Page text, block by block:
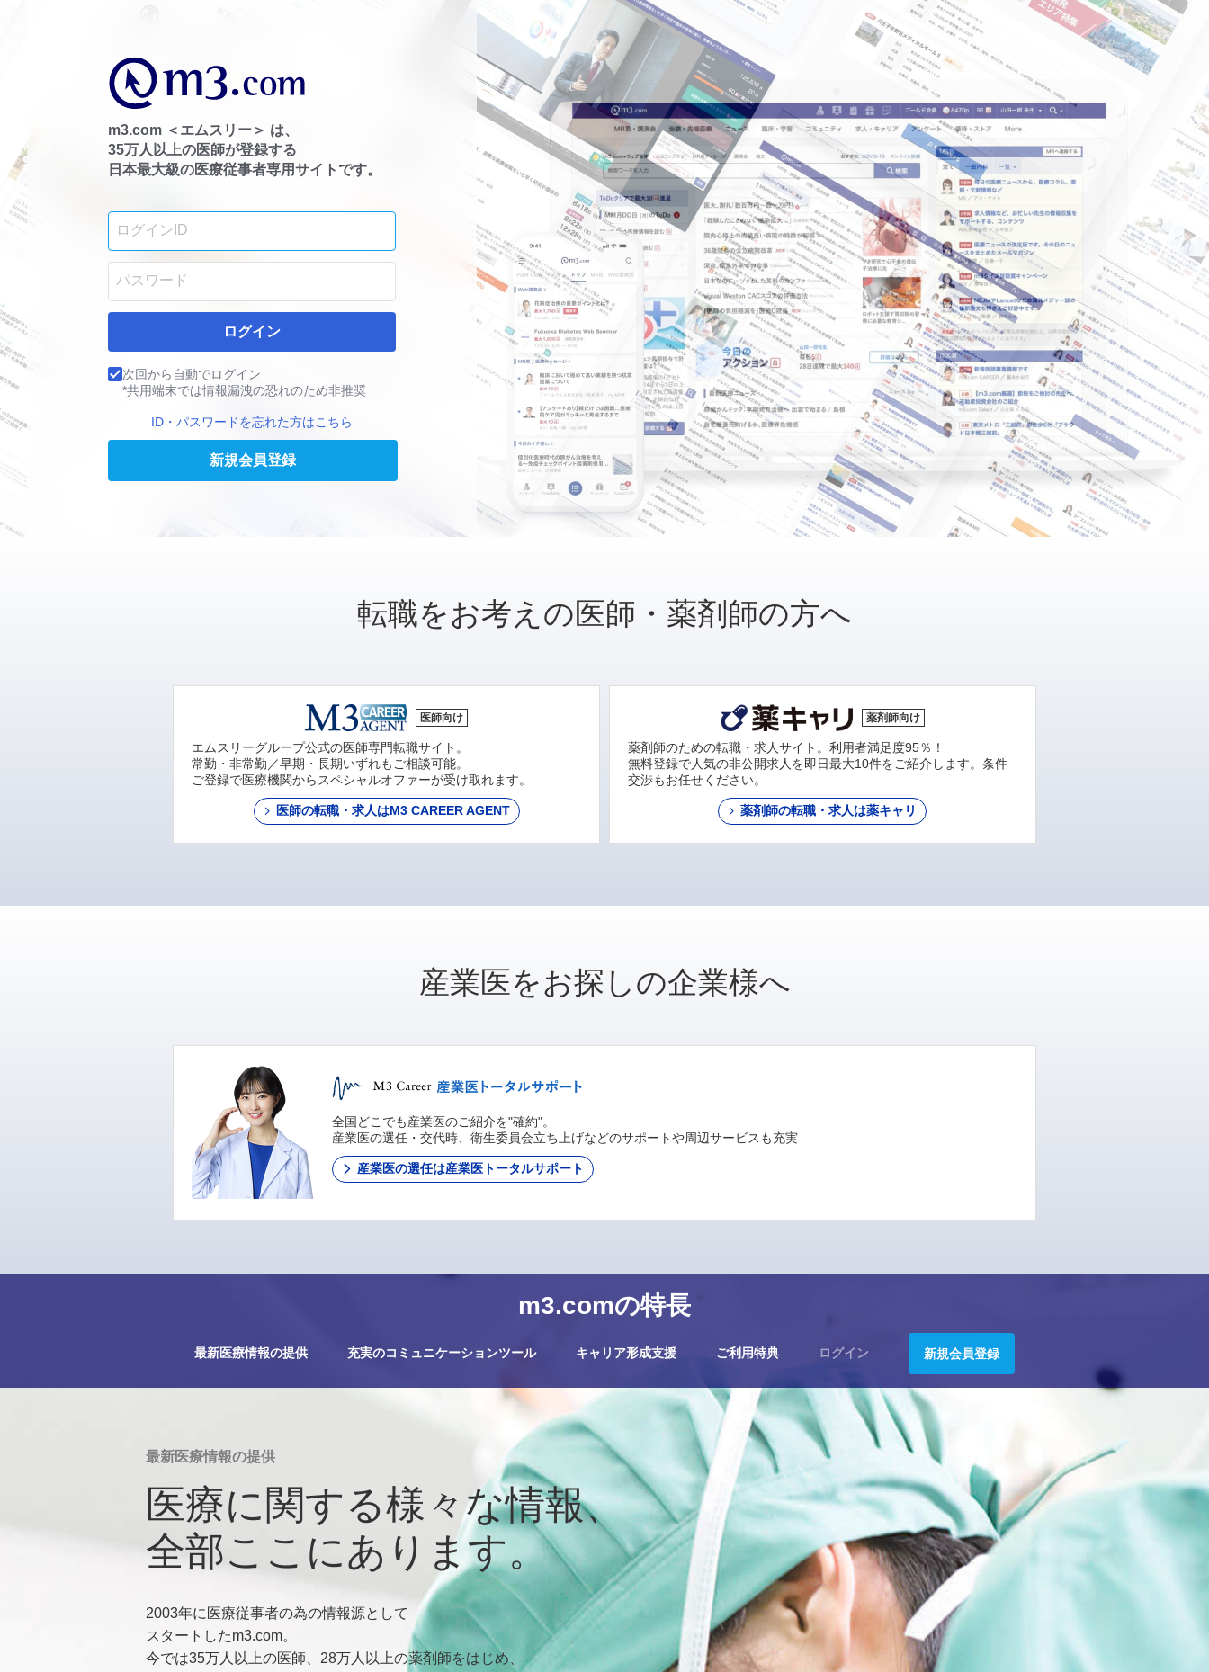
m3.comの特長
最新医療情報の提供 充実のコミュニケーションツール キャリア形成支援 ご利用特典 ログイン 新規会員登録
m3.com ＜エムスリー＞ は、
35万人以上の医師が登録する
日本最大級の医療従事者専用サイトです。
ログイン
次回から自動でログイン
*共用端末では情報漏洩の恐れのため非推奨
ID・パスワードを忘れた方はこちら
新規会員登録
転職をお考えの医師・薬剤師の方へ
医師向け
エムスリーグループ公式の医師専門転職サイト。
常勤・非常勤／早期・長期いずれもご相談可能。
ご登録で医療機関からスペシャルオファーが受け取れます。
医師の転職・求人はM3 CAREER AGENT
薬剤師向け
薬剤師のための転職・求人サイト。利用者満足度95％！
無料登録で人気の非公開求人を即日最大10件をご紹介します。条件
交渉もお任せください。
薬剤師の転職・求人は薬キャリ
産業医をお探しの企業様へ
全国どこでも産業医のご紹介を"確約"。
産業医の選任・交代時、衛生委員会立ち上げなどのサポートや周辺サービスも充実
産業医の選任は産業医トータルサポート
最新医療情報の提供
医療に関する様々な情報、
全部ここにあります。
2003年に医療従事者の為の情報源として
スタートしたm3.com。
今では35万人以上の医師、28万人以上の薬剤師をはじめ、